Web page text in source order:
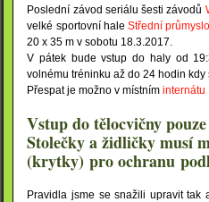
Poslední závod seriálu šesti závodů
velké sportovní haleStřední
20 x 35 m v sobotu 18.3.2017.
V pátek bude vstup do haly od
volnému tréninku až do 24 hodin kdy
Přespat je možno v místníminternátu
Vstup do tělocvičny
Stolečky a židličky musí
(krytky) pro ochranu
Pravidla jsme se snažili upravit tak